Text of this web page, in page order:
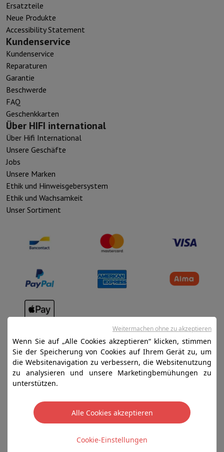
Ersatzteile
Neue Produkte
Accessibility Statement
Kundenservice
Kundenservice
Reparaturen
Garantie
Beschwerde
FAQ
Geschenkkarten
Über HIFI international
Über Hifi International
Unsere Geschäfte
Jobs
Unsere Marken
Ethik und Hinweisgebersystem
Ethik und Wachsamkeit
Unser Sortiment
Verkaufsbedingungen
Datenschutz
Disclaimer
Cookies
SA HIFI international - 2 Rue Läiteschbaach, 5324
Contern, G-D de Luxembourg - 00 128 297/101
Wenn Sie auf „Alle Cookies akzeptieren“ klicken, stimmen
Sie der Speicherung von Cookies auf Ihrem Gerät zu, um
die Websitenavigation zu verbessern, die Websitenutzung
zu analysieren und unsere Marketingbemühungen zu
unterstützen.
Alle Cookies akzeptieren
Cookie-Einstellungen
Weitermachen ohne zu akzeptieren